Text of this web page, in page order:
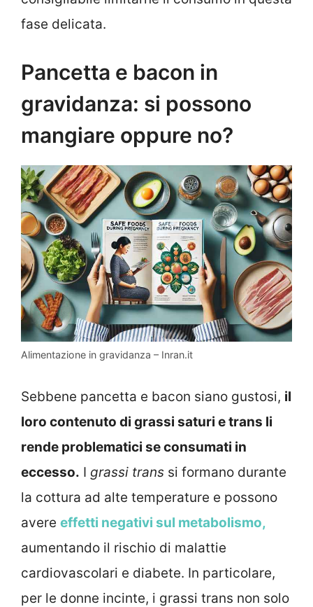
fase delicata.
Pancetta e bacon in
gravidanza: si possono
mangiare oppure no?
Alimentazione in gravidanza – Inran.it
Sebbene pancetta e bacon siano gustosi, il
loro contenuto di grassi saturi e trans li
rende problematici se consumati in
eccesso. I grassi trans si formano durante
la cottura ad alte temperature e possono
avere effetti negativi sul metabolismo,
aumentando il rischio di malattie
cardiovascolari e diabete. In particolare,
per le donne incinte, i grassi trans non solo